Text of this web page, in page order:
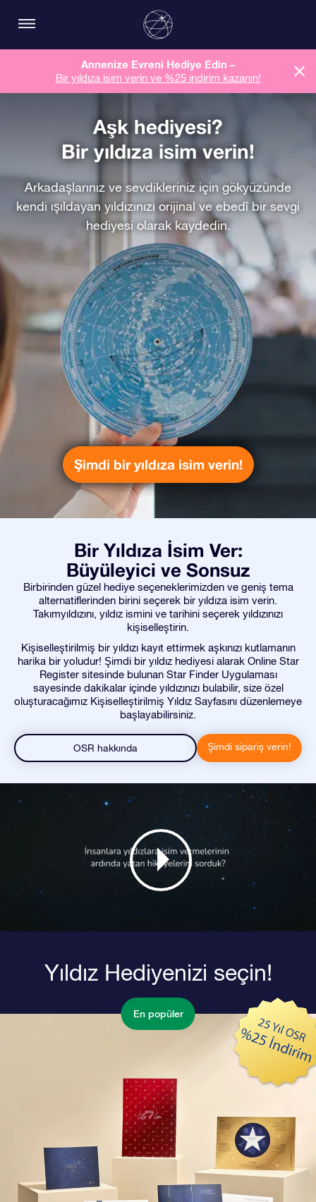
Annenize Evreni Hediye Edin –
Bir yıldıza isim verin ve %25 indirim kazanın!
Aşk hediyesi?
Bir yıldıza isim verin!
Arkadaşlarınız ve sevdikleriniz için gökyüzünde
kendi ışıldayan yıldızınızı orijinal ve ebedî bir sevgi
hediyesi olarak kaydedin.
Şimdi bir yıldıza isim verin!
Bir Yıldıza İsim Ver:
Büyüleyici ve Sonsuz
Birbirinden güzel hediye seçeneklerimizden ve geniş tema
alternatiflerinden birini seçerek bir yıldıza isim verin.
Takımyıldızını, yıldız ismini ve tarihini seçerek yıldızınızı
kişiselleştirin.
Kişiselleştirilmiş bir yıldızı kayıt ettirmek aşkınızı kutlamanın
harika bir yoludur! Şimdi bir yıldız hediyesi alarak Online Star
Register sitesinde bulunan Star Finder Uygulaması
sayesinde dakikalar içinde yıldızınızı bulabilir, size özel
oluşturacağımız Kişiselleştirilmiş Yıldız Sayfasını düzenlemeye
başlayabilirsiniz.
OSR hakkında Şimdi sipariş verin!
Yıldız Hediyenizi seçin!
En popüler